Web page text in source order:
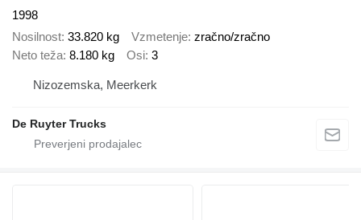
1998
Nosilnost 33.820 kg Vzmetenje zračno/zračno
Neto teža 8.180 kg Osi 3
Nizozemska, Meerkerk
De Ruyter Trucks